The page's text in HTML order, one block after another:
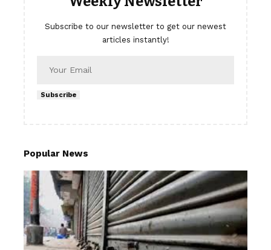
Subscribe to our newsletter to get our newest
articles instantly!
Subscribe
Popular News